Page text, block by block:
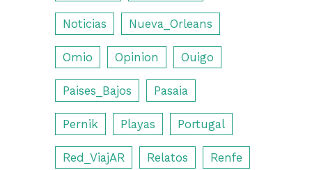
Noticias Nueva_Orleans
Omio Opinion Ouigo
Paises_Bajos Pasaia
Pernik Playas Portugal
Red_ViajAR Relatos Renfe